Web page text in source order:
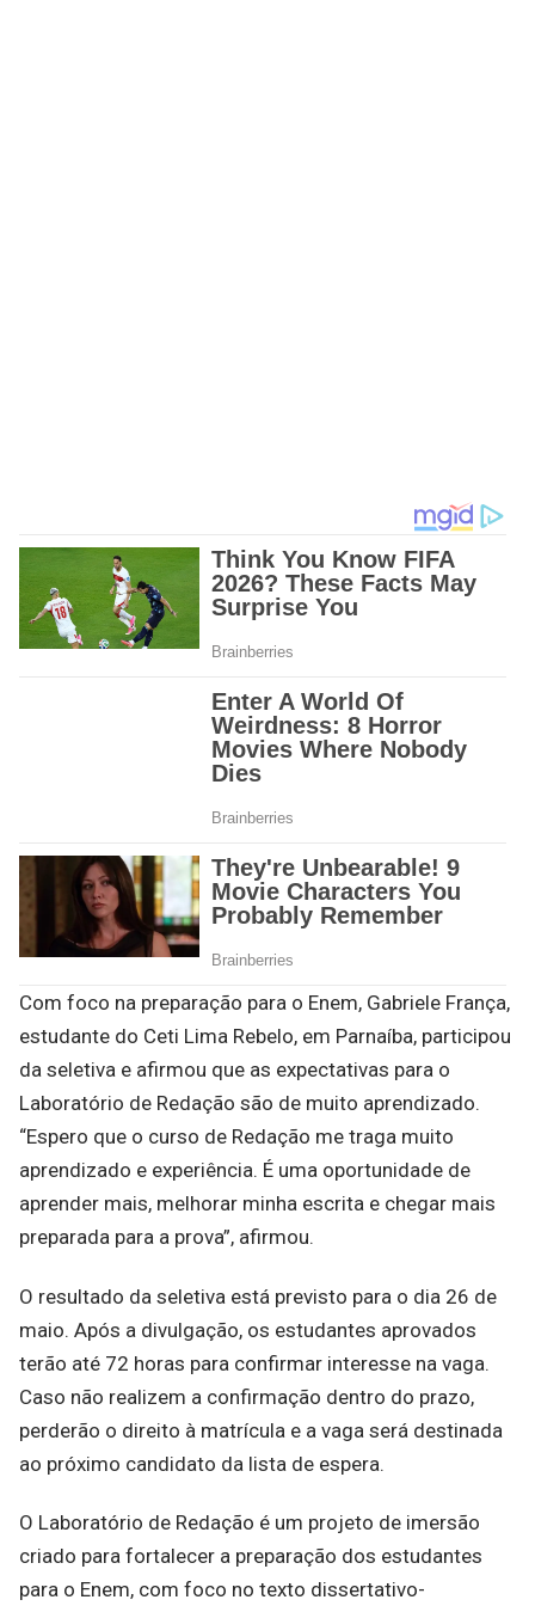
Com foco na preparação para o Enem, Gabriele França,
estudante do Ceti Lima Rebelo, em Parnaíba, participou
da seletiva e afirmou que as expectativas para o
Laboratório de Redação são de muito aprendizado.
“Espero que o curso de Redação me traga muito
aprendizado e experiência. É uma oportunidade de
aprender mais, melhorar minha escrita e chegar mais
preparada para a prova”, afirmou.
O resultado da seletiva está previsto para o dia 26 de
maio. Após a divulgação, os estudantes aprovados
terão até 72 horas para confirmar interesse na vaga.
Caso não realizem a confirmação dentro do prazo,
perderão o direito à matrícula e a vaga será destinada
ao próximo candidato da lista de espera.
O Laboratório de Redação é um projeto de imersão
criado para fortalecer a preparação dos estudantes
para o Enem, com foco no texto dissertativo-